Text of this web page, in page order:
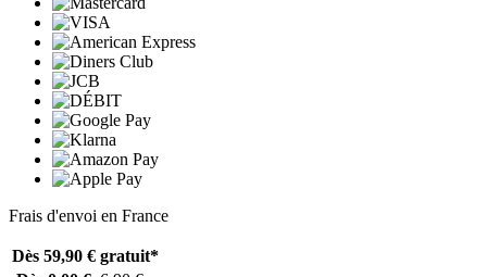
Frais d'envoi en France
Dès 59,90 € gratuit*